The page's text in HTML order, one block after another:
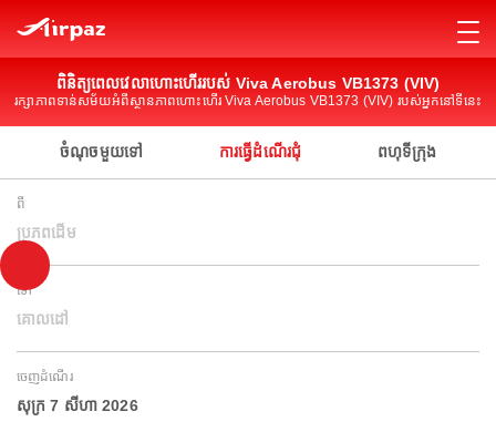
ពិនិត្យពេលវេលាហោះហើររបស់ Viva Aerobus VB1373 (VIV)
រក្សាភាពទាន់សម័យអំពីស្ថានភាពហោះហើរ Viva Aerobus VB1373 (VIV) របស់អ្នកនៅទីនេះ
ចំណុចមួយទៅ ការធ្វើដំណើរជុំ ពហុទីក្រុង
ពី
ប្រភពដើម
ទៅ
គោលដៅ
ចេញដំណើរ
សុក្រ 7 សីហា 2026